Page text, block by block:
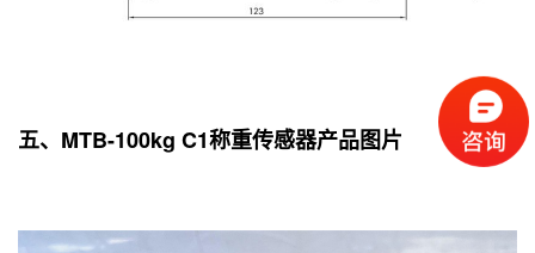
五、MTB-100kg C1称重传感器产品图片